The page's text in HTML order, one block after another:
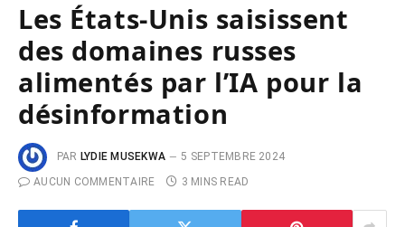
Les États-Unis saisissent
des domaines russes
alimentés par l’IA pour la
désinformation
PAR LYDIE MUSEKWA
5 SEPTEMBRE 2024
AUCUN COMMENTAIRE
3 MINS READ